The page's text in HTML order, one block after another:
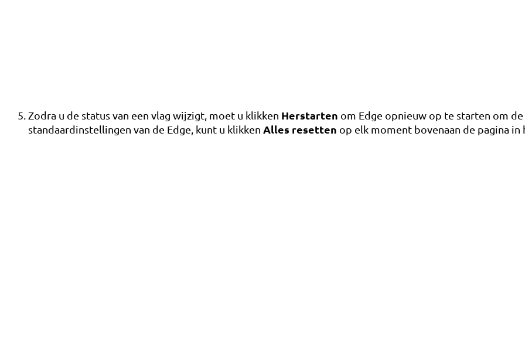
Zodra u de status van een vlag wijzigt, moet u klikken Herstarten om Edge opnieuw op te starten om
standaardinstellingen van de Edge, kunt u klikken Alles resetten op elk moment bovenaan de pagina in